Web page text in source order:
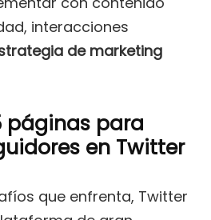
interacciones
de marketing
páginas para
en Twitter
que enfrenta, Twitter